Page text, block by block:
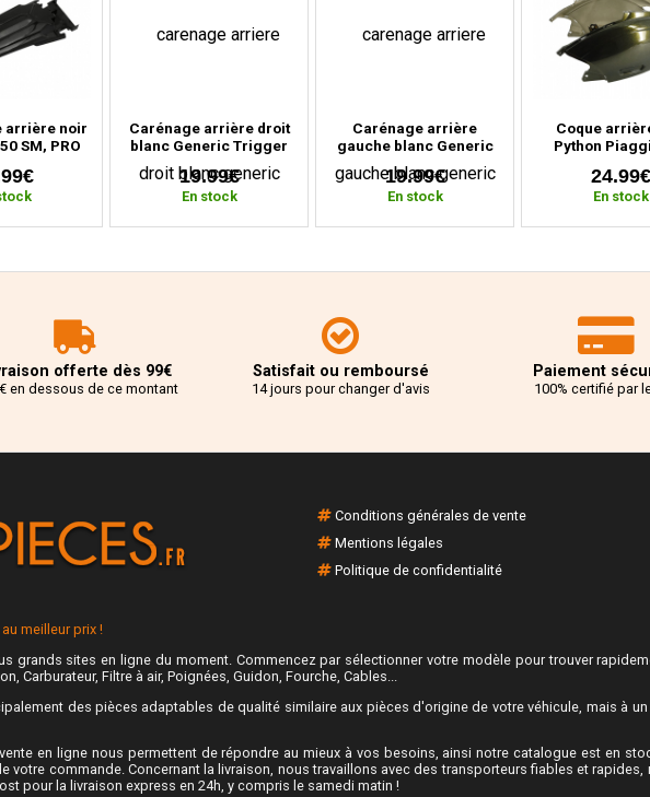
arrière noir
SM, PRO
Carénage arrière droit
blanc Generic Trigger
50, Ride Thorn, KSR TR
19.99€
En stock
Carénage arrière
gauche blanc Generic
Trigger 50, Ride Thorn,
KSR TR
19.99€
En stock
Coque
Python
24.99€
En stock
offerte dès 99€
en dessous de ce montant
Satisfait ou remboursé
14 jours pour changer d'avis
Paiement
100% certifié par
Conditions générales de vente
Mentions légales
Politique de confidentialité
meilleur prix !
grands sites en ligne du moment. Commencez par sélectionner votre modèle pour trouver
Carburateur, Filtre à air, Poignées, Guidon, Fourche, Cables...
des pièces adaptables de qualité similaire aux pièces d'origine de votre véhicule, mais à
en ligne nous permettent de répondre au mieux à vos besoins, ainsi notre catalogue est en
votre commande. Concernant la livraison, nous travaillons avec des transporteurs fiables et rapides,
pour la livraison express en 24h, y compris le samedi matin !